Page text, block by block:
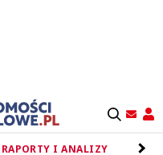
RAPORTY I ANALIZY